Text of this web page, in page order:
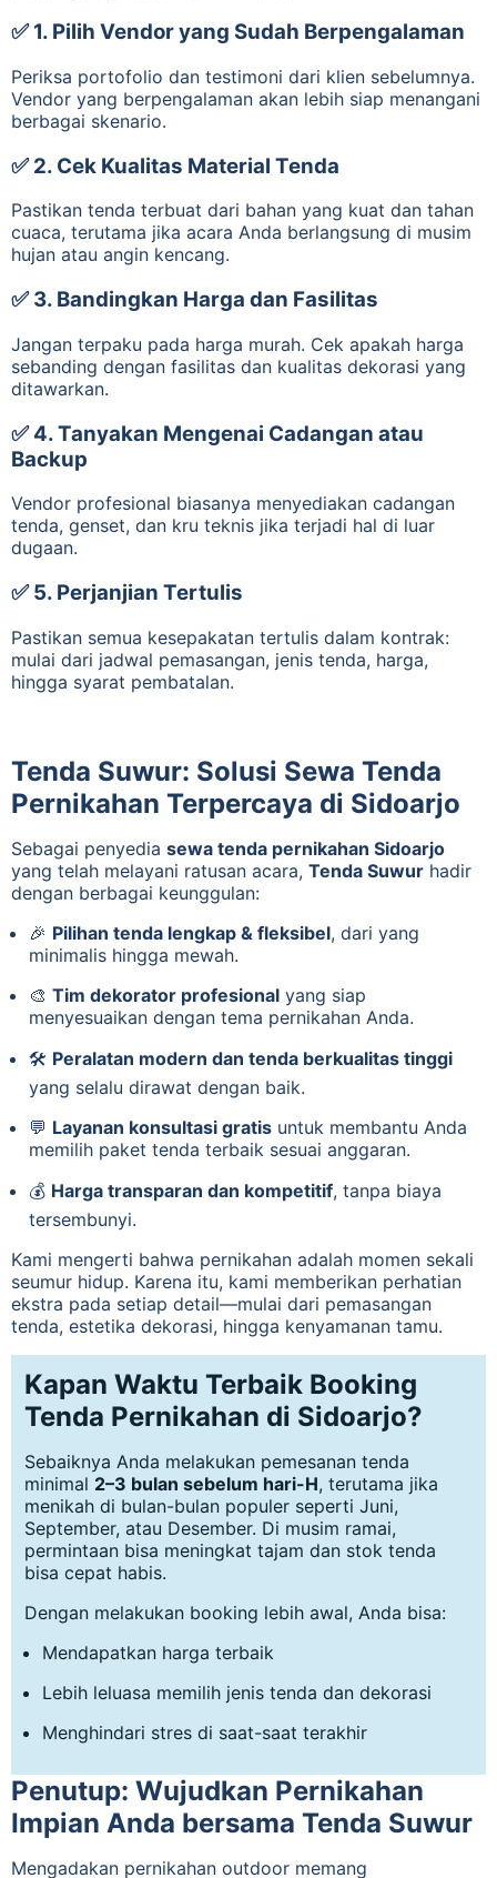
✅ 1. Pilih Vendor yang Sudah Berpengalaman
Periksa portofolio dan testimoni dari klien sebelumnya.
Vendor yang berpengalaman akan lebih siap menangani
berbagai skenario.
✅ 2. Cek Kualitas Material Tenda
Pastikan tenda terbuat dari bahan yang kuat dan tahan
cuaca, terutama jika acara Anda berlangsung di musim
hujan atau angin kencang.
✅ 3. Bandingkan Harga dan Fasilitas
Jangan terpaku pada harga murah. Cek apakah harga
sebanding dengan fasilitas dan kualitas dekorasi yang
ditawarkan.
✅ 4.Tanyakan Mengenai Cadangan atau
Backup
Vendor profesional biasanya menyediakan cadangan
tenda, genset, dan kru teknis jika terjadi hal di luar
dugaan.
✅ 5. Perjanjian Tertulis
Pastikan semua kesepakatan tertulis dalam kontrak:
mulai dari jadwal pemasangan, jenis tenda, harga,
hingga syarat pembatalan.
Tenda Suwur: Solusi Sewa Tenda
Pernikahan Terpercaya di Sidoarjo
Sebagai penyedia sewa tenda pernikahan Sidoarjo
yang telah melayani ratusan acara, Tenda Suwur hadir
dengan berbagai keunggulan:
🎉 Pilihan tenda lengkap & fleksibel, dari yang
minimalis hingga mewah.
🎨 Tim dekorator profesional yang siap
menyesuaikan dengan tema pernikahan Anda.
🛠️ Peralatan modern dan tenda berkualitas tinggi
yang selalu dirawat dengan baik.
💬 Layanan konsultasi gratis untuk membantu Anda
memilih paket tenda terbaik sesuai anggaran.
💰 Harga transparan dan kompetitif, tanpa biaya
tersembunyi.
Kami mengerti bahwa pernikahan adalah momen sekali
seumur hidup. Karena itu, kami memberikan perhatian
ekstra pada setiap detail—mulai dari pemasangan
tenda, estetika dekorasi, hingga kenyamanan tamu.
Kapan Waktu Terbaik Booking
Tenda Pernikahan di Sidoarjo?
Sebaiknya Anda melakukan pemesanan tenda
minimal 2–3 bulan sebelum hari-H, terutama jika
menikah di bulan-bulan populer seperti Juni,
September, atau Desember. Di musim ramai,
permintaan bisa meningkat tajam dan stok tenda
bisa cepat habis.
Dengan melakukan booking lebih awal, Anda bisa:
Mendapatkan harga terbaik
Lebih leluasa memilih jenis tenda dan dekorasi
Menghindari stres di saat-saat terakhir
Penutup: Wujudkan Pernikahan
Impian Anda bersama Tenda Suwur
Mengadakan pernikahan outdoor memang